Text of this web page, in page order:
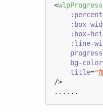
<wlpProgress
:percent
:box-
:box-
:line-
bg-color
title="
/>
......